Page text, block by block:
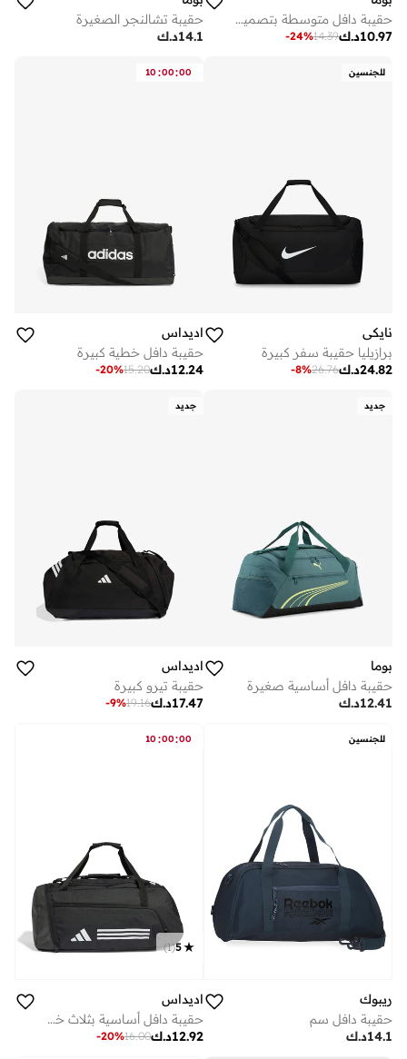
حقيبة دافل متوسطة بتصميم تشالنجر
د.ك10.97
14.39
-24%
حقيبة تشالنجر الصغيرة
د.ك14.1
للجنسين
نايكي
برازيليا حقيبة سفر كبيرة
د.ك24.82
26.76
-8%
10 :00:00
اديداس
حقيبة دافل خطية كبيرة
د.ك12.24
15.20
-20%
جديد
بوما
حقيبة دافل أساسية صغيرة
د.ك12.41
جديد
اديداس
حقيبة تيرو كبيرة
د.ك17.47
19.16
-9%
للجنسين
ريبوك
حقيبة دافل سم
د.ك14.1
10 :00:00
5
(
1
)
اديداس
حقيبة دافل أساسية بثلاث خطوط متوسطة
د.ك12.92
16.00
-20%